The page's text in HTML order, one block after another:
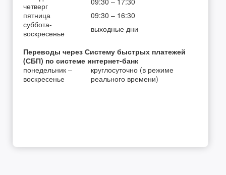
четверг
пятница
09:30 – 16:30
суббота-
воскресенье
выходные дни
Переводы через Систему быстрых платежей
(СБП) по системе интернет-банк
понедельник –
воскресенье
круглосуточно (в режиме
реального времени)